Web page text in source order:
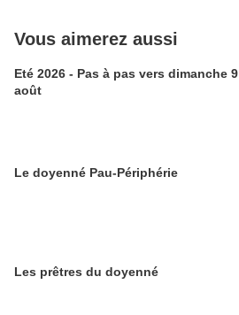
Vous aimerez aussi
Eté 2026 - Pas à pas vers dimanche 9
août
Le doyenné Pau-Périphérie
Les prêtres du doyenné